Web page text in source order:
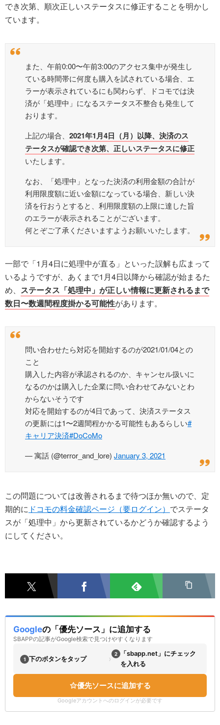
でき次第、順次正しいステータスに修正することを明かし
ています。
また、午前0:00〜午前3:00のアクセス集中が発生し
ている時間帯に何度も購入を試されている場合、エ
ラーが表示されているにも関わらず、ドコモでは決
済が「処理中」になるステータス不整合も発生して
おります。
上記の場合、 2021年1月4日（月）以降、決済のス
テータスが確認でき次第、正しいステータスに修正
いたします。
なお、「処理中」となった決済の利用金額の合計が
利用限度額に近い金額になっている場合、新しい決
済を行おうとすると、利用限度額の上限に達した旨
のエラーが表示されることがございます。
何とぞご了承くださいますようお願いいたします。
一部で「1月4日に処理中が直る」といった誤解も広まって
いるようですが、あくまで1月4日以降から確認が始まるた
め、 ステータス「処理中」が正しい情報に更新されるまで
数日〜数週間程度掛かる可能性があります。
問い合わせたら対応を開始するのが2021/01/04との
こと
購入した内容が承認されるのか、キャンセル扱いに
なるのかは購入した企業に問い合わせてみないとわ
からないそうです
対応を開始するのが4日であって、決済ステータス
の更新には1〜2週間程かかる可能性もあるらしい#
キャリア決済#DoCoMo
— 寓話 (@terror_and_lore) January 3, 2021
この問題については改善されるまで待つほか無いので、定
期的に ドコモの料金確認ページ（要ログイン） でステータ
スが「処理中」から更新されているかどうか確認するよう
にしてください。
Googleの「優先ソース」に追加する
SBAPPの記事がGoogle検索で見つけやすくなります
1 下のボタンをタップ › 2
「sbapp.net」にチェック
を入れる
優先ソースに追加する
Googleアカウントへのログインが必要です